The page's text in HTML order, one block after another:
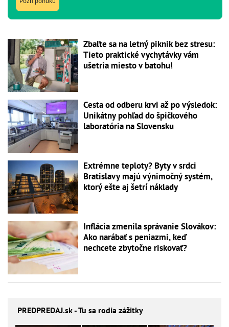
Zbaľte sa na letný piknik bez stresu:
Tieto praktické vychytávky vám
ušetria miesto v batohu!
Cesta od odberu krvi až po výsledok:
Unikátny pohľad do špičkového
laboratória na Slovensku
Extrémne teploty? Byty v srdci
Bratislavy majú výnimočný systém,
ktorý ešte aj šetrí náklady
Inflácia zmenila správanie Slovákov:
Ako narábať s peniazmi, keď
nechcete zbytočne riskovať?
PREDPREDAJ.sk - Tu sa rodia zážitky